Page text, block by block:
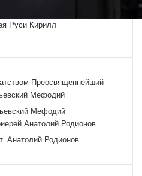
Руси Кирилл
Мефодий
Анатолий Родионов